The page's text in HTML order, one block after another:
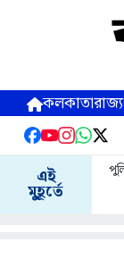
কলকাতারাজ্য
এই
মুহূর্তে